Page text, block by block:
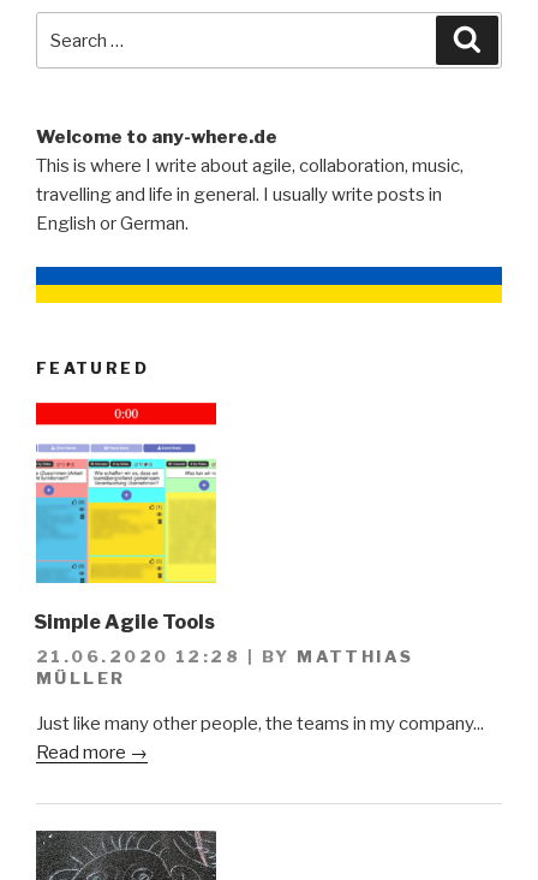
for:
Welcome to any-where.de
This is where I write about agile, collaboration, music,
travelling and life in general. I usually write posts in
English or German.
FEATURED
Simple Agile Tools
21.06.2020 12:28 BY MATTHIAS
MÜLLER
Just like many other people, the teams in my company...
Read more →